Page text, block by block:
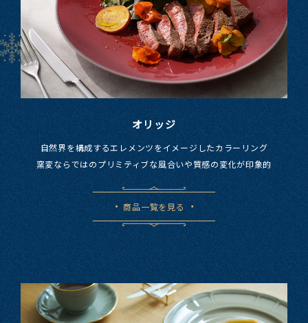
オリッジ
自然界を​構成する​エレメンツを​イメージした​カラーリング
窯変ならではの​プリミティブな​風合いや​質感の​変化が​印象的
商品一覧を見る